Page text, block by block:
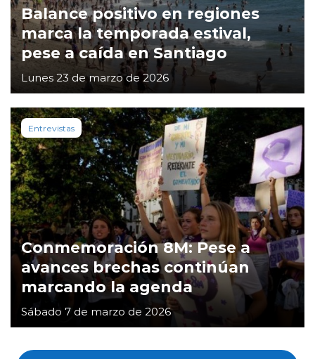
Balance positivo en regiones
marca la temporada estival,
pese a caída en Santiago
Lunes 23 de marzo de 2026
Entrevistas
Conmemoración 8M: Pese a
avances brechas continúan
marcando la agenda
Sábado 7 de marzo de 2026